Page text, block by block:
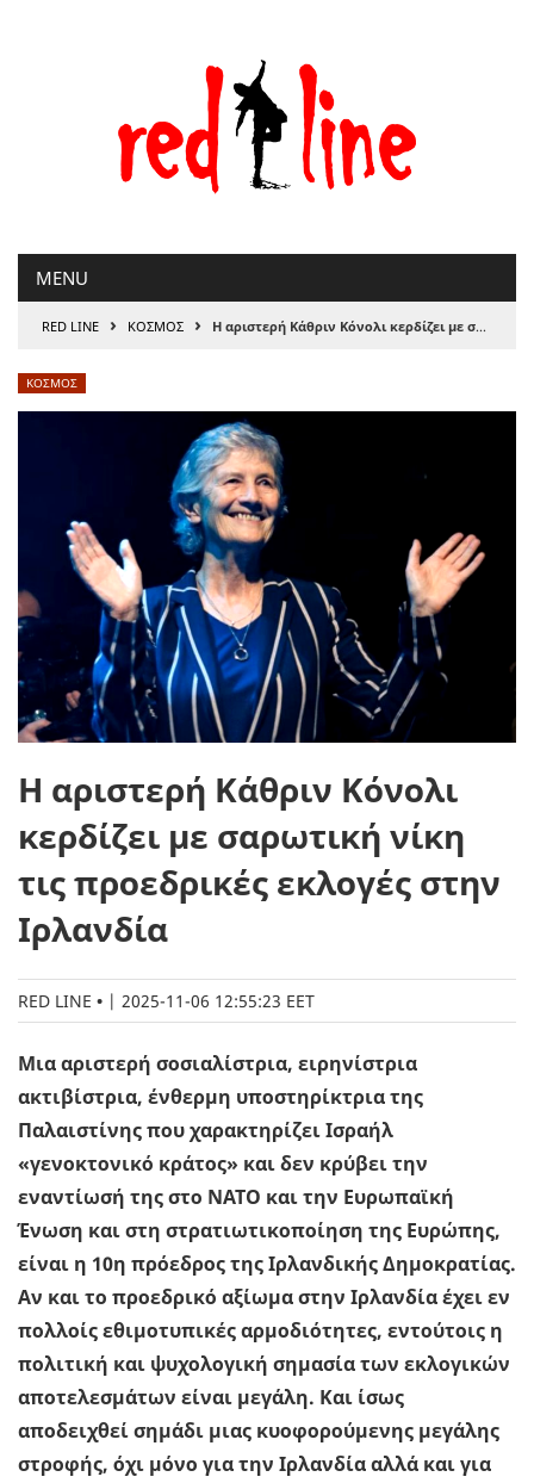
MENU
RED LINE › ΚΟΣΜΟΣ › Η αριστερή Κάθριν Κόνολι κερδίζει με σαρωτική νίκη τις προεδρικές εκλογές στην Ιρλανδία
ΚΟΣΜΟΣ
Η αριστερή Κάθριν Κόνολι
κερδίζει με σαρωτική νίκη
τις προεδρικές εκλογές στην
Ιρλανδία
RED LINE | 2025-11-06 12:55:23 EET
Μια αριστερή σοσιαλίστρια, ειρηνίστρια
ακτιβίστρια, ένθερμη υποστηρίκτρια της
Παλαιστίνης που χαρακτηρίζει Ισραήλ
«γενοκτονικό κράτος» και δεν κρύβει την
εναντίωσή της στο ΝΑΤΟ και την Ευρωπαϊκή
Ένωση και στη στρατιωτικοποίηση της Ευρώπης,
είναι η 10η πρόεδρος της Ιρλανδικής Δημοκρατίας.
Αν και το προεδρικό αξίωμα στην Ιρλανδία έχει εν
πολλοίς εθιμοτυπικές αρμοδιότητες, εντούτοις η
πολιτική και ψυχολογική σημασία των εκλογικών
αποτελεσμάτων είναι μεγάλη. Και ίσως
αποδειχθεί σημάδι μιας κυοφορούμενης μεγάλης
στροφής, όχι μόνο για την Ιρλανδία αλλά και για